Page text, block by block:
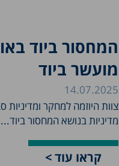
המחסור ביוד
מועשר ביוד
14.07.2025
צוות היוזמה למחקר
מדיניות בנושא המחסור ביוד...
קראו עוד >